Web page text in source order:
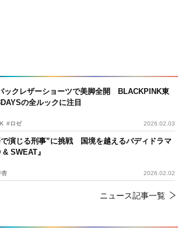
ックレザーショーツで美脚全開 BLACKPINK東
の全ルックに注目
#ロゼ 2026.02.03
演じる刑事”に挑戦 国境を越えるバディドラマ
& SWEAT』
杏 2026.02.02
ニュース記事一覧